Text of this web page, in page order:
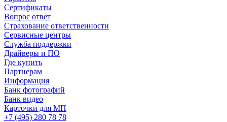
Сертификаты
Вопрос ответ
Страхование ответственности
Сервисные центры
Служба поддержки
Драйверы и ПО
Где купить
Партнерам
Информация
Банк фотографий
Банк видео
Карточки для МП
+7 (495) 280 78 78